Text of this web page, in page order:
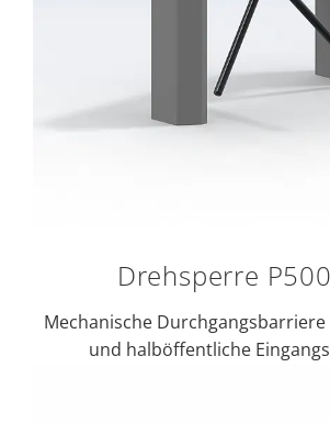
Drehsperre
Mechanische
und halböffentliche